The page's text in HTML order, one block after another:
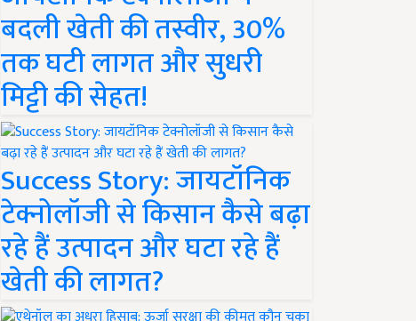
बदली खेती की तस्वीर, 30%
तक घटी लागत और सुधरी
मिट्टी की सेहत!
Success Story: जायटॉनिक
टेक्नोलॉजी से किसान कैसे बढ़ा
रहे हैं उत्पादन और घटा रहे हैं
खेती की लागत?